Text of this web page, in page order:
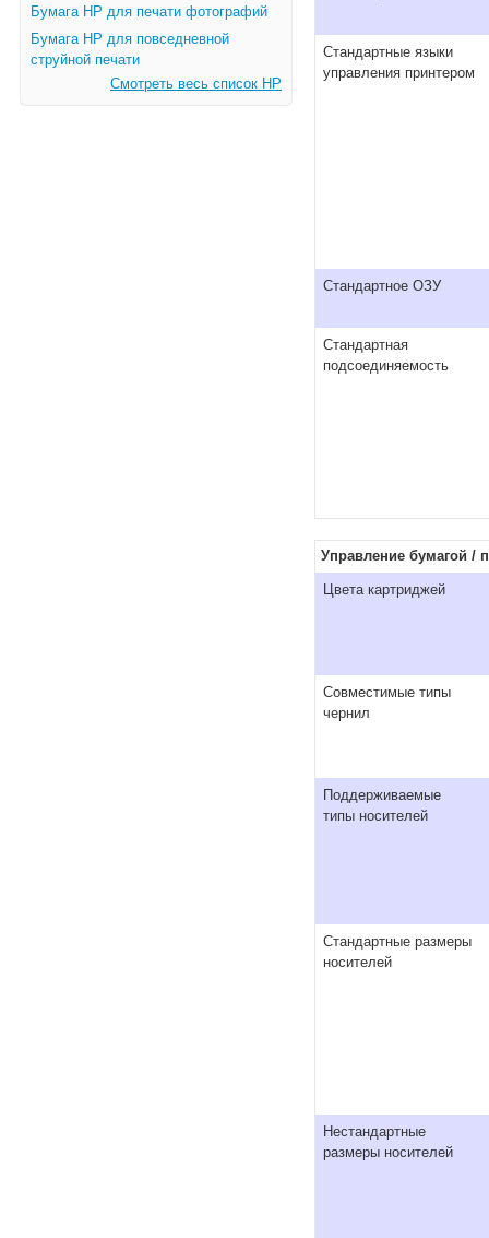
Бумага HP для печати фотографий
Бумага HP для повседневной
струйной печати
Смотреть весь список HP
Стандартные языки
управления принтером
Стандартное ОЗУ
Стандартная
подсоединяемость
Управление бумагой /
Цвета картриджей
Совместимые типы
чернил
Поддерживаемые
типы носителей
Стандартные размеры
носителей
Нестандартные
размеры носителей